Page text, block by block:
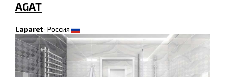
AGAT
Laparet· Россия